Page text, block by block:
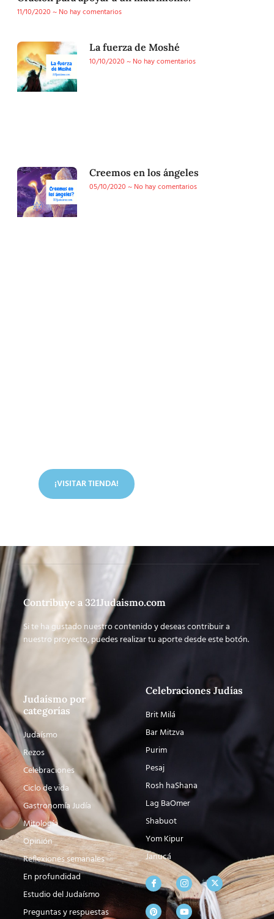
11/10/2020
No hay comentarios
La fuerza de Moshé
10/10/2020
No hay comentarios
Creemos en los ángeles
05/10/2020
No hay comentarios
¡VISITAR TIENDA!
Contribuye a 321Judaismo.com
Si te ha gustado nuestro contenido y deseas contribuir a
nuestro proyecto, puedes realizar tu aporte desde este botón.
Judaísmo por
categorías
Judaísmo
Rezos
Celebraciones
Ciclo de vida
Gastronomía Judía
Mitología
Opinión
Reflexiones semanales
En profundidad
Estudio del Judaísmo
Preguntas y respuestas
Celebraciones Judías
Brit Milá
Bar Mitzva
Purim
Pesaj
Rosh haShana
Lag BaOmer
Shabuot
Yom Kipur
Janucá